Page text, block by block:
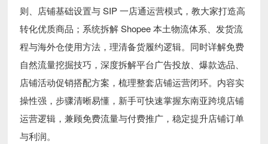
则、店铺基础设置与 SIP 一店通运营模式，教大家打造高
转化优质商品；系统拆解 Shopee 本土物流体系、发货流
程与海外仓使用方法，理清备货履约逻辑。同时详解免费
自然流量挖掘技巧，深度拆解平台广告投放、爆款选品、
店铺活动促销搭配方案，梳理整套店铺运营闭环。内容实
操性强，步骤清晰易懂，新手可快速掌握东南亚跨境店铺
运营逻辑，兼顾免费流量与付费推广，稳定提升店铺订单
与利润。